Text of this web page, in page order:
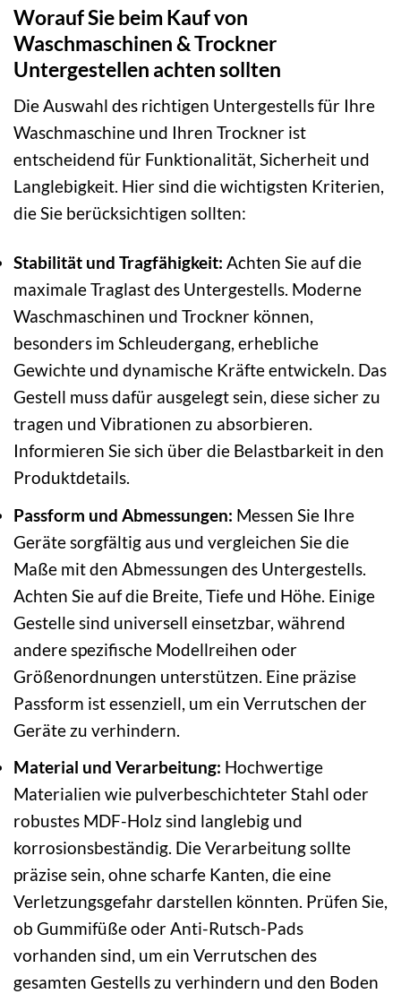
Worauf Sie beim Kauf von
Waschmaschinen & Trockner
Untergestellen achten sollten
Die Auswahl des richtigen Untergestells für Ihre
Waschmaschine und Ihren Trockner ist
entscheidend für Funktionalität, Sicherheit und
Langlebigkeit. Hier sind die wichtigsten Kriterien,
die Sie berücksichtigen sollten:
Stabilität und Tragfähigkeit: Achten Sie auf die
maximale Traglast des Untergestells. Moderne
Waschmaschinen und Trockner können,
besonders im Schleudergang, erhebliche
Gewichte und dynamische Kräfte entwickeln. Das
Gestell muss dafür ausgelegt sein, diese sicher zu
tragen und Vibrationen zu absorbieren.
Informieren Sie sich über die Belastbarkeit in den
Produktdetails.
Passform und Abmessungen: Messen Sie Ihre
Geräte sorgfältig aus und vergleichen Sie die
Maße mit den Abmessungen des Untergestells.
Achten Sie auf die Breite, Tiefe und Höhe. Einige
Gestelle sind universell einsetzbar, während
andere spezifische Modellreihen oder
Größenordnungen unterstützen. Eine präzise
Passform ist essenziell, um ein Verrutschen der
Geräte zu verhindern.
Material und Verarbeitung: Hochwertige
Materialien wie pulverbeschichteter Stahl oder
robustes MDF-Holz sind langlebig und
korrosionsbeständig. Die Verarbeitung sollte
präzise sein, ohne scharfe Kanten, die eine
Verletzungsgefahr darstellen könnten. Prüfen Sie,
ob Gummifüße oder Anti-Rutsch-Pads
vorhanden sind, um ein Verrutschen des
gesamten Gestells zu verhindern und den Boden